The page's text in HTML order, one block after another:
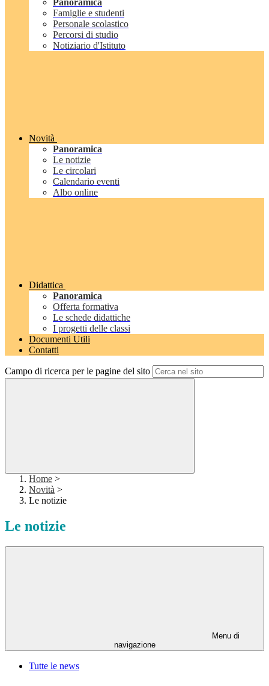
Panoramica
Famiglie e studenti
Personale scolastico
Percorsi di studio
Notiziario d'Istituto
Novità
Panoramica
Le notizie
Le circolari
Calendario eventi
Albo online
Didattica
Panoramica
Offerta formativa
Le schede didattiche
I progetti delle classi
Documenti Utili
Contatti
Campo di ricerca per le pagine del sito
Home >
Novità >
Le notizie
Le notizie
Menu di
navigazione
Tutte le news